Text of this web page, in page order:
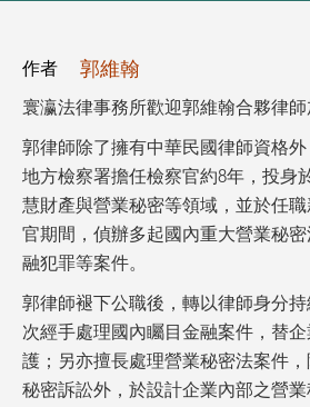
作者 郭維翰
寰瀛法律事務所歡迎郭維翰合夥律
郭律師除了擁有中華民國律師資格
地方檢察署擔任檢察官約8年，投身
慧財產與營業秘密等領域，並於任
官期間，偵辦多起國內重大營業秘
融犯罪等案件。
郭律師褪下公職後，轉以律師身分
次經手處理國內矚目金融案件，替
護；另亦擅長處理營業秘密法案件
秘密訴訟外，於設計企業內部之營